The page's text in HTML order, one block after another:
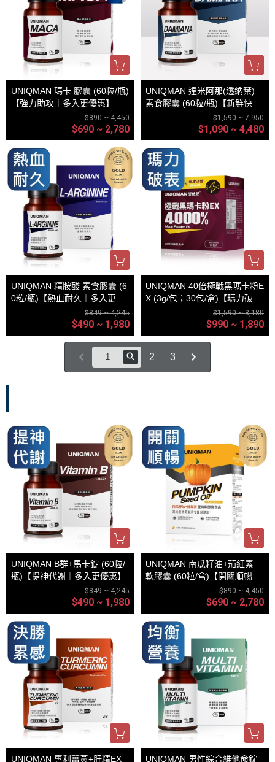
UNIQMAN 瑪卡 膠囊 (60粒/瓶)
【強力助攻｜多入更優惠】
$890 ~ 4,450
$690 ~ 2,780
UNIQMAN 達米阿那(透納葉)
素食膠囊 (60粒/瓶)【新鮮快感
$1,590 ~ 7,950
$1,090 ~ 4,480
UNIQMAN 精胺酸 素食膠囊 (6
0粒/瓶)【熱血耐久｜多入更優
$849 ~ 4,245
$490 ~ 1,980
UNIQMAN 40倍極戰黑瑪卡粉E
X (3g/包；30包/盒)【瑪力破表
$1,590 ~ 3,180
$990 ~ 1,890
2 3
UNIQMAN B群+馬卡錠 (60粒/
瓶)【提神代謝｜多入更優惠】
$849 ~ 4,245
$490 ~ 1,980
UNIQMAN 南瓜籽油+茄紅素
軟膠囊 (60粒/盒)【開關順暢｜
$890 ~ 4,450
$690 ~ 2,780
UNIQMAN 專利薑黃+肝精EX
UNIQMAN 男性綜合維他命錠